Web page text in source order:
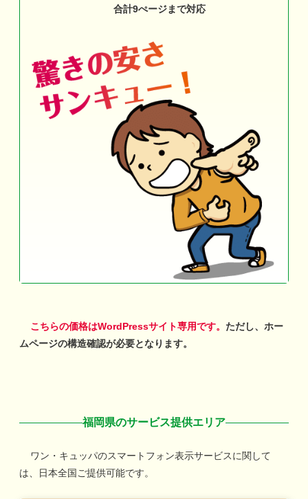
合計9ぺージまで対応
こちらの価格はWordPressサイト専用です。 ただし、ホー
ムページの構造確認が必要となります。
福岡県のサービス提供エリア
ワン・キュッパのスマートフォン表示サービスに関して
は、日本全国ご提供可能です。